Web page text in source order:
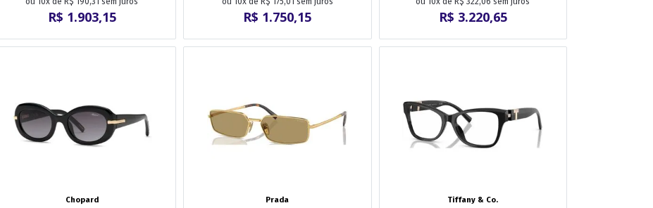
R$ 1.903,15 R$ 1.750,15 R$ 3.220,65
Chopard Prada Tiffany & Co.